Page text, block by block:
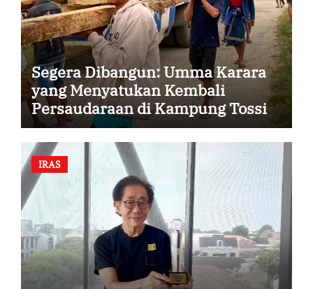
Segera Dibangun: Umma Karara
yang Menyatukan Kembali
Persaudaraan di Kampung Tossi
IRAS